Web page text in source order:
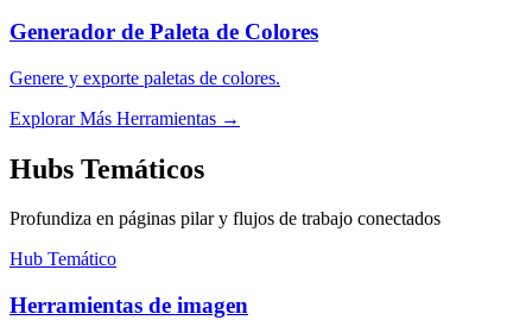
Generador de Paleta de Colores
Genere y exporte paletas de colores.
Explorar Más Herramientas →
Hubs Temáticos
Profundiza en páginas pilar y flujos de trabajo conectados
Hub Temático
Herramientas de imagen